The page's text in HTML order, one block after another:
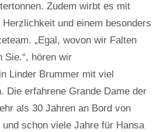
Zudem wirbt es mit
und einem besonders
„Egal, wovon wir Falten
Sie.“, hören wir
Linder Brummer mit viel
Die erfahrene Grande Dame der
als 30 Jahren an Bord von
schon viele Jahre für Hansa